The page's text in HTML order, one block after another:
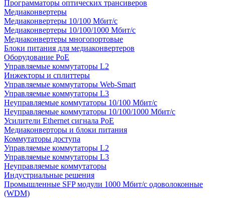
Программаторы оптических трансиверов
Медиаконвертеры
Медиаконвертеры 10/100 Мбит/с
Медиаконвертеры 10/100/1000 Мбит/c
Медиаконвертеры многопортовые
Блоки питания для медиаконвертеров
Оборудование PoE
Управляемые коммутаторы L2
Инжекторы и сплиттеры
Управляемые коммутаторы Web-Smart
Управляемые коммутаторы L3
Неуправляемые коммутаторы 10/100 Мбит/с
Неуправляемые коммутаторы 10/100/1000 Мбит/с
Усилители Ethernet сигнала PoE
Медиаконверторы и блоки питания
Коммутаторы доступа
Управляемые коммутаторы L2
Управляемые коммутаторы L3
Неуправляемые коммутаторы
Индустриальные решения
Промышленные SFP модули 1000 Мбит/c одоволоконные
(WDM)